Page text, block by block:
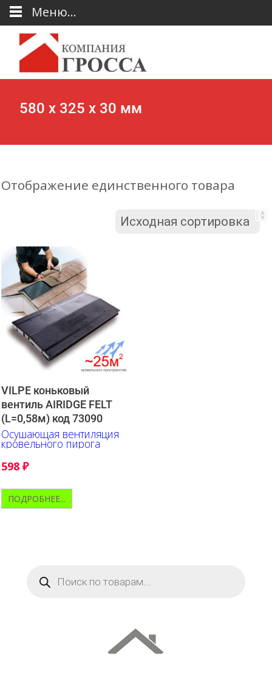
580 х 325 х 30 мм
Отображение единственного товара
VILPE коньковый
вентиль AIRIDGE FELT
(L=0,58м) код 73090
Осушающая вентиляция
кровельного пирога
598 ₽
ПОДРОБНЕЕ...
товаров
Меню...